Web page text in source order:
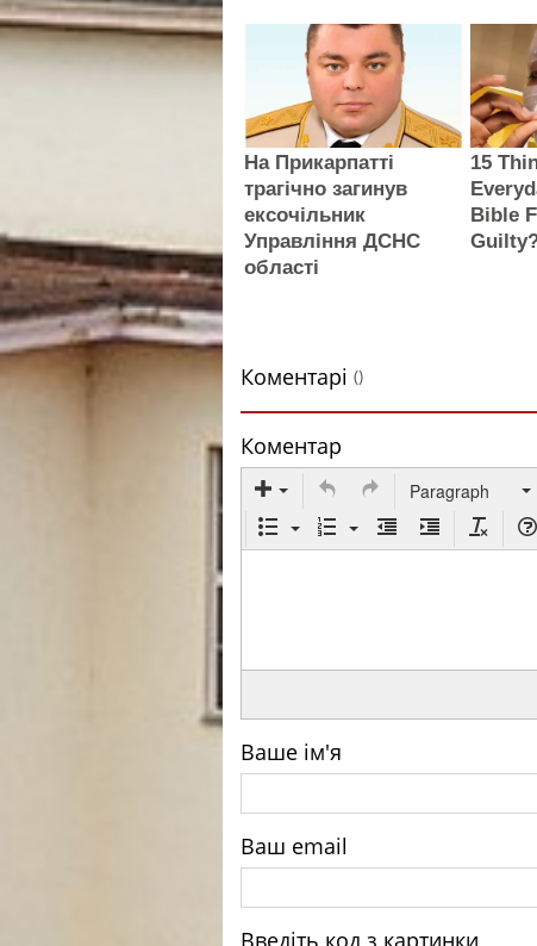
На Прикарпатті
трагічно загинув
ексочільник
Управління ДСНС
області
15
Bible
Коментарі ()
Коментар
Paragraph
Ваше ім'я
Ваш email